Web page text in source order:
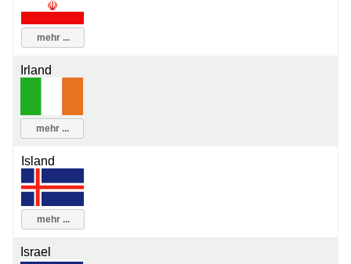
mehr ...
Irland
mehr ...
Island
mehr ...
Israel